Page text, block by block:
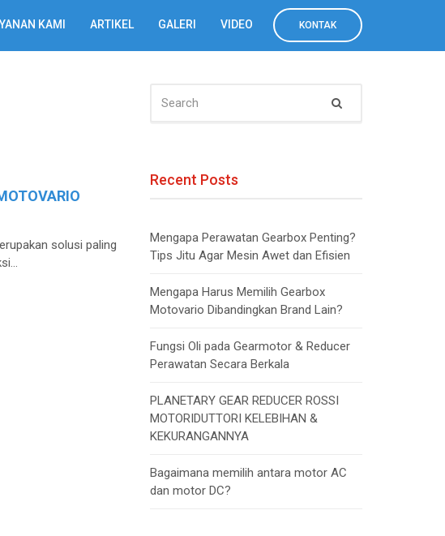
KAMI ARTIKEL GALERI VIDEO KONTAK
solusi paling
FOR:
Recent Posts
Mengapa Perawatan Gearbox Penting?
Tips Jitu Agar Mesin Awet dan Efisien
Mengapa Harus Memilih Gearbox
Motovario Dibandingkan Brand Lain?
Fungsi Oli pada Gearmotor & Reducer
Perawatan Secara Berkala
PLANETARY GEAR REDUCER ROSSI
MOTORIDUTTORI KELEBIHAN &
KEKURANGANNYA
Bagaimana memilih antara motor AC
dan motor DC?